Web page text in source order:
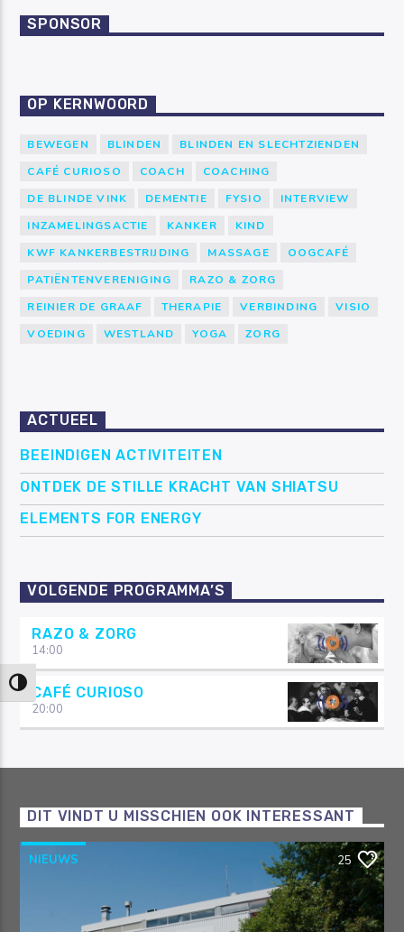
Keuze voor hoog contrast
SPONSOR
OP KERNWOORD
BEWEGEN BLINDEN
BLINDEN EN SLECHTZIENDEN
CAFÉ CURIOSO
COACH
COACHING
DE BLINDE VINK
DEMENTIE FYSIO
INTERVIEW
INZAMELINGSACTIE
KANKER
KIND
KWF KANKERBESTRIJDING
MASSAGE
OOGCAFÉ
PATIËNTENVERENIGING
RAZO & ZORG
REINIER DE GRAAF
THERAPIE VERBINDING
VISIO
VOEDING
WESTLAND YOGA ZORG
ACTUEEL
BEEINDIGEN ACTIVITEITEN
ONTDEK DE STILLE KRACHT VAN SHIATSU
ELEMENTS FOR ENERGY
VOLGENDE PROGRAMMA’S
RAZO & ZORG
14:00
CAFÉ CURIOSO
20:00
DIT VINDT U MISSCHIEN OOK INTERESSANT
NIEUWS 25